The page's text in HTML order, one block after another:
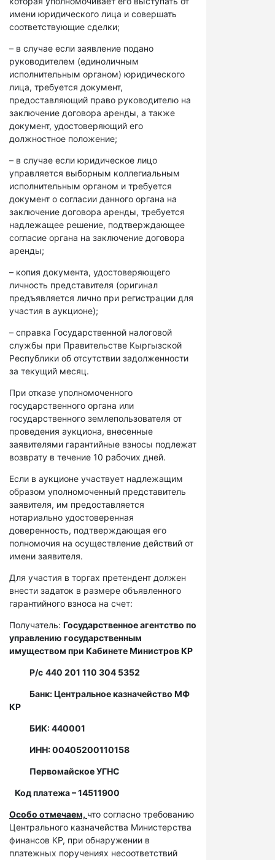
имени юридического лица и совершать
соответствующие сделки;
– в случае если заявление подано
руководителем (единоличным
исполнительным органом) юридического
лица, требуется документ,
предоставляющий право руководителю на
заключение договора аренды, а также
документ, удостоверяющий его
должностное положение;
– в случае если юридическое лицо
управляется выборным коллегиальным
исполнительным органом и требуется
документ о согласии данного органа на
заключение договора аренды, требуется
надлежащее решение, подтверждающее
согласие органа на заключение договора
аренды;
– копия документа, удостоверяющего
личность представителя (оригинал
предъявляется лично при регистрации для
участия в аукционе);
– справка Государственной налоговой
службы при Правительстве Кыргызской
Республики об отсутствии задолженности
за текущий месяц.
При отказе уполномоченного
государственного органа или
государственного землепользователя от
проведения аукциона, внесенные
заявителями гарантийные взносы подлежат
возврату в течение 10 рабочих дней.
Если в аукционе участвует надлежащим
образом уполномоченный представитель
заявителя, им предоставляется
нотариально удостоверенная
доверенность, подтверждающая его
полномочия на осуществление действий от
имени заявителя.
Для участия в торгах претендент должен
внести задаток в размере объявленного
гарантийного взноса на счет:
Получатель: Государственное агентство по
управлению государственным
имуществом при Кабинете Министров КР
Р/с 440 201 110 304 5352
Банк: Центральное казначейство МФ
КР
БИК: 440001
ИНН: 00405200110158
Первомайское УГНС
Код платежа – 14511900
Особо отмечаем, что согласно требованию
Центрального казначейства Министерства
финансов КР, при обнаружении в
платежных поручениях несоответствий